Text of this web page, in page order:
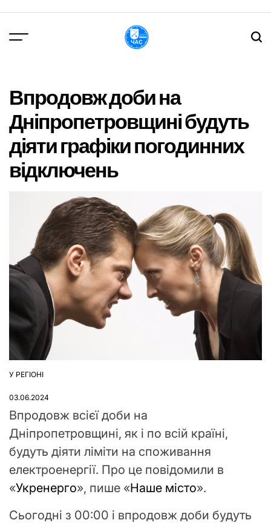
вмісту
Впродовж доби на
Дніпропетровщині будуть
діяти графіки погодинних
відключень
ОПУБЛІКУВАТИ
У РЕГІОНІ
03.06.2024
Впродовж всієї доби на
Дніпропетровщині, як і по всій країні,
будуть діяти ліміти на споживання
електроенергії. Про це повідомили в
«Укренерго», пише «Наше місто».
Сьогодні з 00:00 і впродовж доби будуть